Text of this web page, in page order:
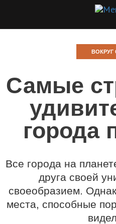
ВОКРУГ
Самые
города
Все города на
друга своей
своеобразием.
места, способные